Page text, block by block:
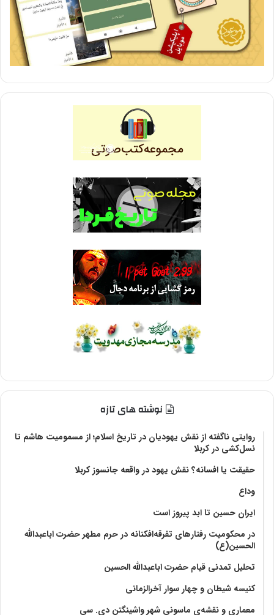
نوشته های تازه
روایتی ناگفته از نقش یهودیان در تاریخ اسلام؛ از مسمومیت هاشم تا
نسل‌کشی در کربلا
حقیقت یا افسانه؟‌ نقش یهود در واقعه جانسوز کربلا
وداع
ایران حسین تا ابد پیروز است
در محکومیت رفتارهای تفرقه‌افکنانه در حرم مطهر حضرت اباعبدالله
الحسین(ع)
تحلیل تمدنی قیام حضرت اباعبدالله الحسین
کنیسه شیطان و چهار سوار آخرالزمانی
معماری و نقشه‌ی ماسونی شهر واشينگتن دی. سی